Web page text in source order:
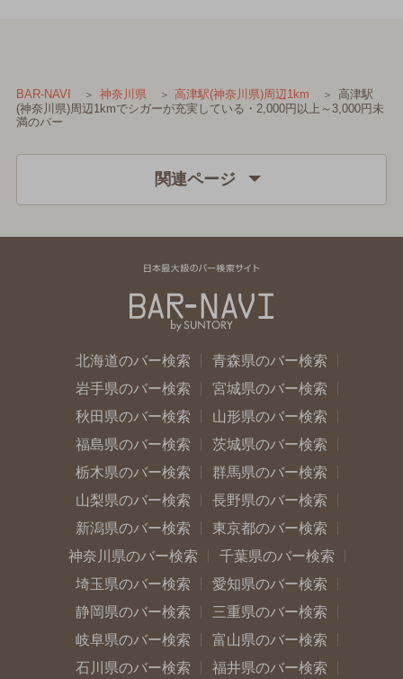
BAR-NAVI 神奈川県 高津駅(神奈川県)周辺1km
高津駅
(神奈川県)周辺1kmでシガーが充実している・2,000円以上～3,000円未
満のバー
関連ページ
北海道のバー検索
青森県のバー検索
岩手県のバー検索
宮城県のバー検索
秋田県のバー検索
山形県のバー検索
福島県のバー検索
茨城県のバー検索
栃木県のバー検索
群馬県のバー検索
山梨県のバー検索
長野県のバー検索
新潟県のバー検索
東京都のバー検索
神奈川県のバー検索
千葉県のバー検索
埼玉県のバー検索
愛知県のバー検索
静岡県のバー検索
三重県のバー検索
岐阜県のバー検索
富山県のバー検索
石川県のバー検索
福井県のバー検索